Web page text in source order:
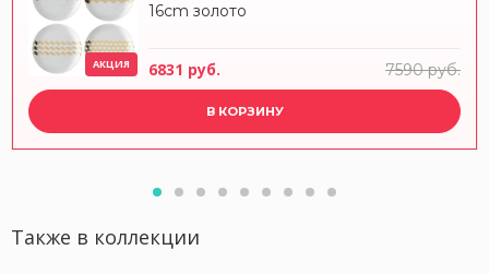
АКЦИЯ
16cm золото
6831 руб. 7590 руб.
В КОРЗИНУ
Также в коллекции